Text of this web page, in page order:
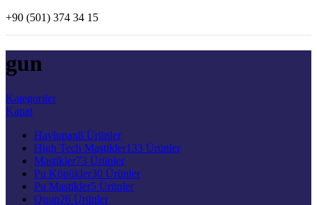
+90 (501) 374 34 15
gun
Kategoriler
Kapat
Havlupan8 Ürünler
High Tech Mastikler133 Ürünler
Mastikler73 Ürünler
Pu Köpükler30 Ürünler
Pu Mastikler5 Ürünler
Quup26 Ürünler